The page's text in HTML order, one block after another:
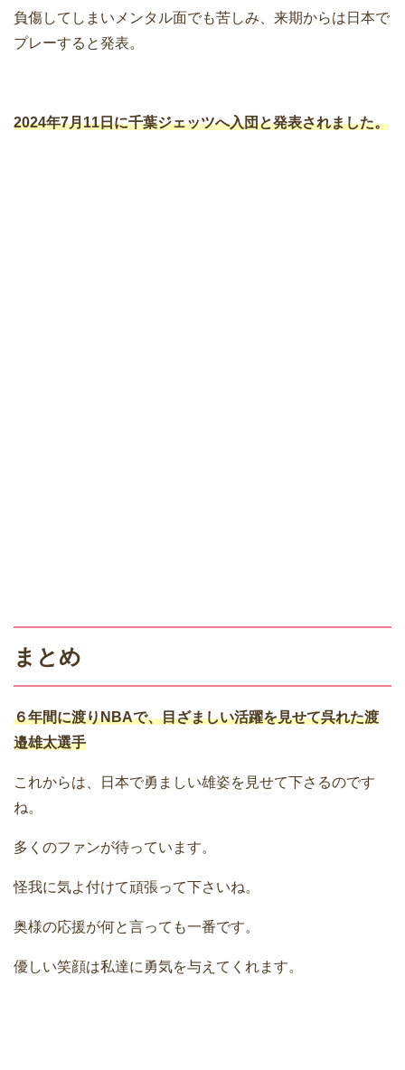
負傷してしまいメンタル面でも苦しみ、来期からは日本で
プレーすると発表。
2024年7月11日に千葉ジェッツへ入団と発表されました。
まとめ
６年間に渡りNBAで、目ざましい活躍を見せて呉れた渡
邉雄太選手
これからは、日本で勇ましい雄姿を見せて下さるのです
ね。
多くのファンが待っています。
怪我に気よ付けて頑張って下さいね。
奥様の応援が何と言っても一番です。
優しい笑顔は私達に勇気を与えてくれます。